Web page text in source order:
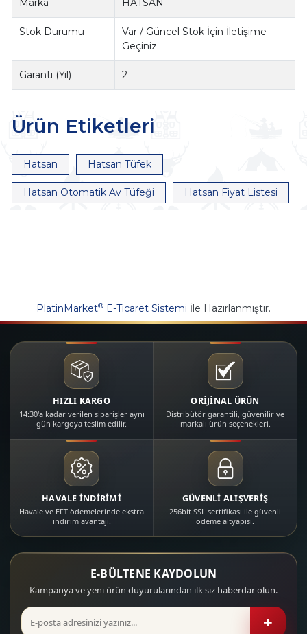
Marka HATSAN
Stok Durumu
Var / Güncel Stok İçin İletişime
Geçiniz.
Garanti (Yıl) 2
Ürün Etiketleri
Hatsan Hatsan Tüfek
Hatsan Otomatik Av Tüfeği Hatsan Fiyat Listesi
PlatinMarket® E-Ticaret Sistemi İle Hazırlanmıştır.
HIZLI KARGO
14:30'a kadar verilen siparişler aynı
gün kargoya teslim edilir.
ORİJİNAL ÜRÜN
Distribütör garantili, güvenilir ve
markalı ürün seçenekleri.
HAVALE İNDİRİMİ
Havale ve EFT ödemelerinde ekstra
indirim avantajı.
GÜVENLİ ALIŞVERİŞ
256bit SSL sertifikası ile güvenli
ödeme altyapısı.
E-BÜLTENE KAYDOLUN
Kampanya ve yeni ürün duyurularından ilk siz haberdar olun.
+